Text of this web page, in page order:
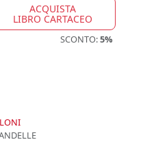
ACQUISTA
LIBRO CARTACEO
SCONTO:5%